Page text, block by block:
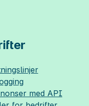
med API